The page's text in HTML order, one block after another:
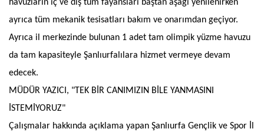
havuzların iç ve dış tüm fayansları baştan aşağı yenilenirken
ayrıca tüm mekanik tesisatları bakım ve onarımdan geçiyor.
Ayrıca il merkezinde bulunan 1 adet tam olimpik yüzme havuzu
da tam kapasiteyle Şanlıurfalılara hizmet vermeye devam
edecek.
MÜDÜR YAZICI, "TEK BİR CANIMIZIN BİLE YANMASINI
İSTEMİYORUZ"
Çalışmalar hakkında açıklama yapan Şanlıurfa Gençlik ve Spor İl